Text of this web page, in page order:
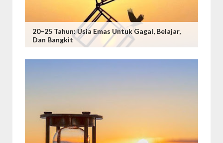
20–25 Tahun: Usia Emas Untuk Gagal, Belajar,
Dan Bangkit